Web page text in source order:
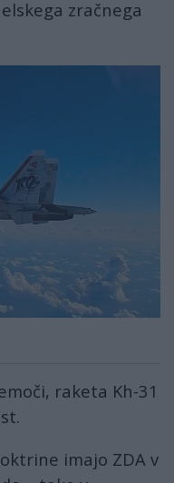
zračnega
raketa Kh-31
imajo ZDA v